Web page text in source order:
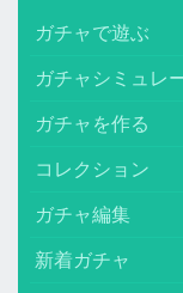
ガチャで遊ぶ
ガチャシミュレ
ガチャを作る
コレクション
ガチャ編集
新着ガチャ